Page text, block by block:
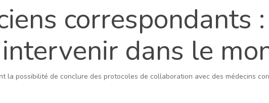
correspondants
dans le
la possibilité de conclure des protocoles de collaboration avec des médecins